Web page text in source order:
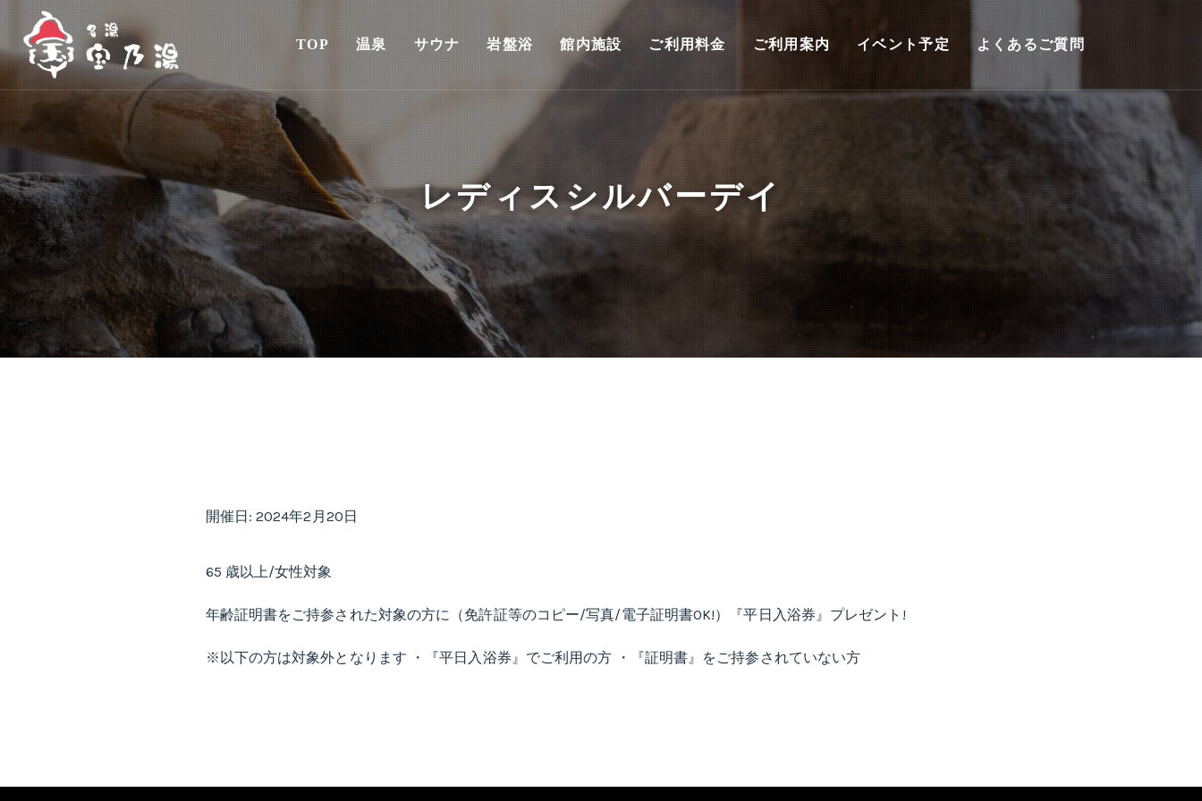
TOP 温泉 サウナ 岩盤浴 館内施設 ご利用料金 ご利用案内 イベント予定 よくあるご質問
レディスシルバーデイ
開催日: 2024年2月20日
65 歳以上/女性対象
年齢証明書をご持参された対象の方に（免許証等のコピー/写真/電子証明書OK!）『平日入浴券』プレゼント!
※以下の方は対象外となります ・『平日入浴券』でご利用の方 ・『証明書』をご持参されていない方